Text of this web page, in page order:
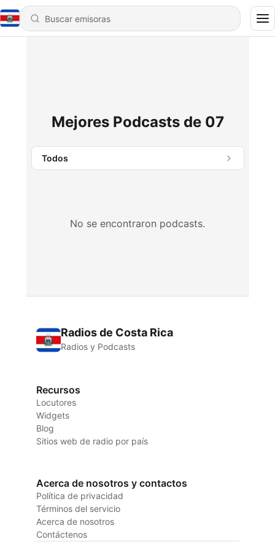
Mejores Podcasts de 07
Todos
No se encontraron podcasts.
Radios de Costa Rica
Radios y Podcasts
Recursos
Locutores
Widgets
Blog
Sitios web de radio por país
Acerca de nosotros y contactos
Política de privacidad
Términos del servicio
Acerca de nosotros
Contáctenos